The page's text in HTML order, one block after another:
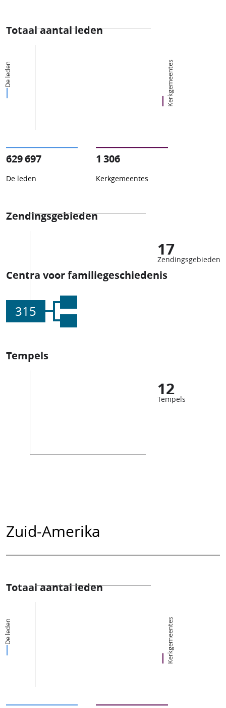
Totaal aantal leden
De leden Kerkgemeentes
629 697
De leden
1 306
Kerkgemeentes
Zendingsgebieden
17
Zendingsgebieden
Centra voor familiegeschiedenis
315
Tempels
12
Tempels
Zuid-Amerika
Totaal aantal leden
De leden Kerkgemeentes